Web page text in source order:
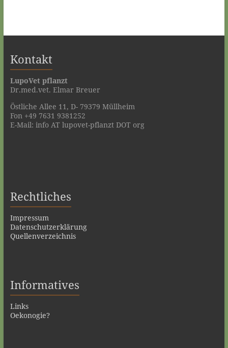
Kontakt
LupoVet pflanzt
Dr.med.vet. Elmar Breuer
Östliche Allee 11, D- 79379 Müllheim
Fon +49 7631 9381252
E-Mail: info AT lupovet-pflanzt DOT org
Rechtliches
Impressum
Datenschutzerklärung
Quellenverzeichnis
Informatives
Links
Oekonogie?